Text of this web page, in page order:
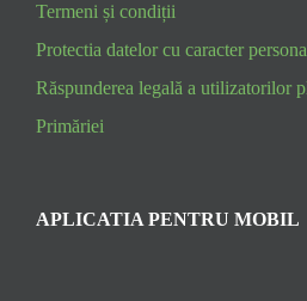
Termeni și condiții
Protectia datelor cu caracter
Răspunderea legală a utilizatorilor
Primăriei
APLICATIA PENTRU MOBIL